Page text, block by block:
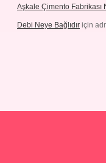
Aşkale Çimento Fabrikası
Debi Neye Bağlıdır için